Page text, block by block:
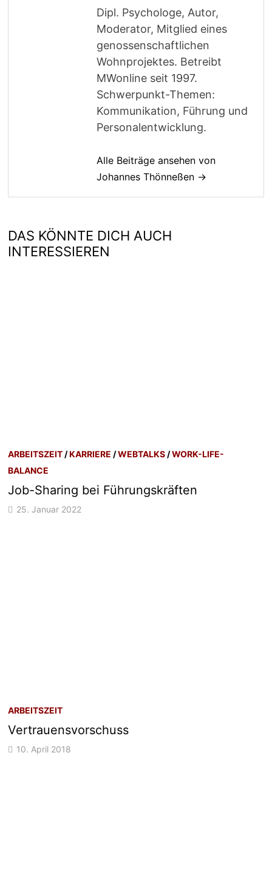
Dipl. Psychologe, Autor,
Moderator, Mitglied eines
genossenschaftlichen
Wohnprojektes. Betreibt
MWonline seit 1997.
Schwerpunkt-Themen:
Kommunikation, Führung und
Personalentwicklung.
Alle Beiträge ansehen von
Johannes Thönneßen →
DAS KÖNNTE DICH AUCH
INTERESSIEREN
ARBEITSZEIT /KARRIERE /WEBTALKS /WORK-LIFE-
BALANCE
Job-Sharing bei Führungskräften
25. Januar 2022
ARBEITSZEIT
Vertrauensvorschuss
10. April 2018